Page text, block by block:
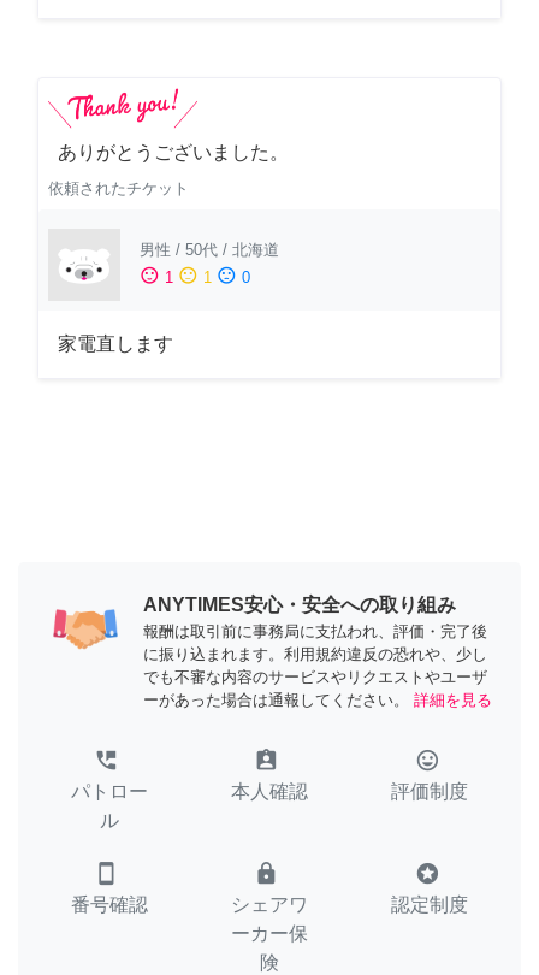
ありがとうございました。
依頼されたチケット
男性 / 50代 / 北海道
sentiment_satisfied 1 sentiment_neutral 1 sentiment_dissatisfied 0
家電直します
ANYTIMES安心・安全への取り組み
報酬は取引前に事務局に支払われ、評価・完了後
に振り込まれます。利用規約違反の恐れや、少し
でも不審な内容のサービスやリクエストやユーザ
ーがあった場合は通報してください。
詳細を見る
perm_phone_msg
パトロー
ル
assignment_ind
本人確認
tag_faces
評価制度
smartphone
番号確認
lock
シェアワ
ーカー保
険
stars
認定制度